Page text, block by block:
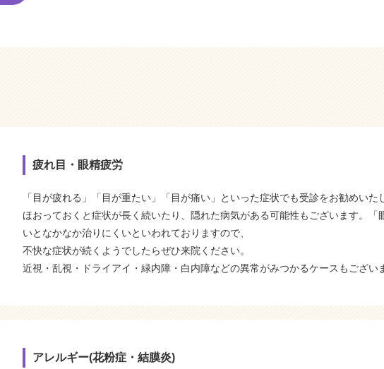
疲れ目・眼精疲労
「目が疲れる」「目が重たい」「目が痛い」といった症状でも受診をお勧めいた
ほおっておくと症状が長く続いたり、隠れた病気がある可能性もございます。「
いとなかなか治りにくいといわれておりますので、
不快な症状が続くようでしたらぜひ来院ください。
近視・乱視・ドライアイ・緑内障・白内障などの異常がみつかるケースもござい
アレルギー(花粉症・結膜炎)